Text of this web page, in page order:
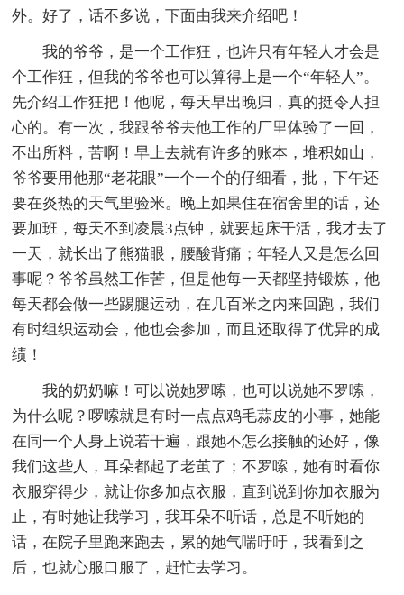
外。好了，话不多说，下面由我来介绍吧！
我的爷爷，是一个工作狂，也许只有年轻人才会是
个工作狂，但我的爷爷也可以算得上是一个“年轻人”。
先介绍工作狂把！他呢，每天早出晚归，真的挺令人担
心的。有一次，我跟爷爷去他工作的厂里体验了一回，
不出所料，苦啊！早上去就有许多的账本，堆积如山，
爷爷要用他那“老花眼”一个一个的仔细看，批，下午还
要在炎热的天气里验米。晚上如果住在宿舍里的话，还
要加班，每天不到凌晨3点钟，就要起床干活，我才去了
一天，就长出了熊猫眼，腰酸背痛；年轻人又是怎么回
事呢？爷爷虽然工作苦，但是他每一天都坚持锻炼，他
每天都会做一些踢腿运动，在几百米之内来回跑，我们
有时组织运动会，他也会参加，而且还取得了优异的成
绩！
我的奶奶嘛！可以说她罗嗦，也可以说她不罗嗦，
为什么呢？啰嗦就是有时一点点鸡毛蒜皮的小事，她能
在同一个人身上说若干遍，跟她不怎么接触的还好，像
我们这些人，耳朵都起了老茧了；不罗嗦，她有时看你
衣服穿得少，就让你多加点衣服，直到说到你加衣服为
止，有时她让我学习，我耳朵不听话，总是不听她的
话，在院子里跑来跑去，累的她气喘吁吁，我看到之
后，也就心服口服了，赶忙去学习。